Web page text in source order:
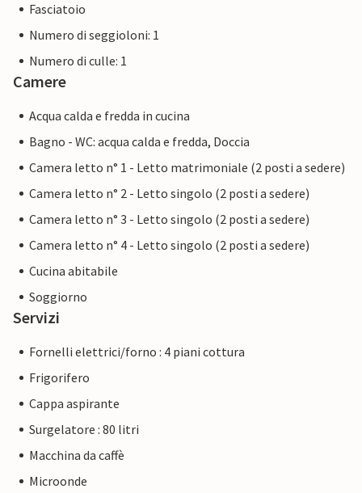
Fasciatoio
Numero di seggioloni: 1
Numero di culle: 1
Camere
Acqua calda e fredda in cucina
Bagno - WC: acqua calda e fredda, Doccia
Camera letto n° 1 - Letto matrimoniale (2 posti a sedere)
Camera letto n° 2 - Letto singolo (2 posti a sedere)
Camera letto n° 3 - Letto singolo (2 posti a sedere)
Camera letto n° 4 - Letto singolo (2 posti a sedere)
Cucina abitabile
Soggiorno
Servizi
Fornelli elettrici/forno : 4 piani cottura
Frigorifero
Cappa aspirante
Surgelatore : 80 litri
Macchina da caffè
Microonde